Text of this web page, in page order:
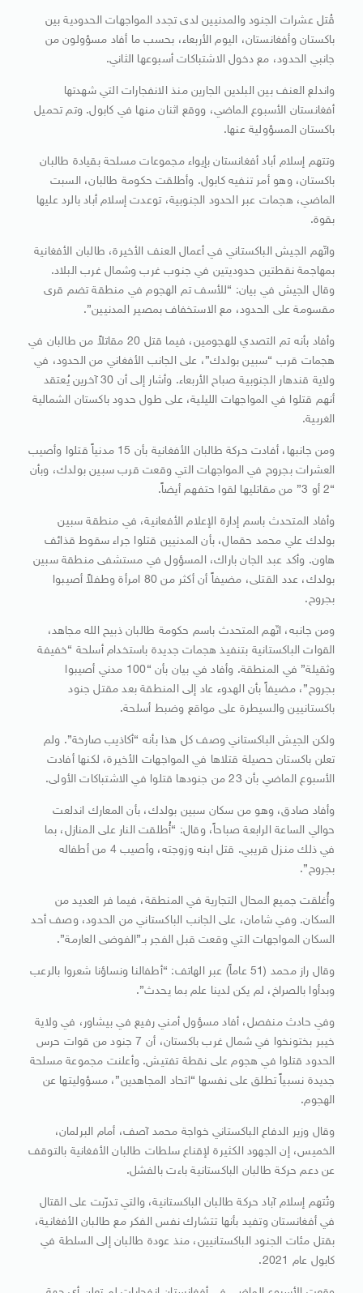
قُتل عشرات الجنود والمدنيين لدى تجدد المواجهات الحدودية بين
باكستان وأفغانستان، اليوم الأربعاء، بحسب ما أفاد مسؤولون من
جانبي الحدود، مع دخول الاشتباكات أسبوعها الثاني.
واندلع العنف بين البلدين الجارين منذ الانفجارات التي شهدتها
أفغانستان الأسبوع الماضي، ووقع اثنان منها في كابول. وتم تحميل
باكستان المسؤولية عنها.
وتتهم إسلام أباد أفغانستان بإيواء مجموعات مسلحة بقيادة طالبان
باكستان، وهو أمر تنفيه كابول. وأطلقت حكومة طالبان، السبت
الماضي، هجمات عبر الحدود الجنوبية، توعدت إسلام أباد بالرد عليها
بقوة.
واتّهم الجيش الباكستاني في أعمال العنف الأخيرة، طالبان الأفغانية
بمهاجمة نقطتين حدوديتين في جنوب غرب وشمال غرب البلاد.
وقال الجيش في بيان: “للأسف تم الهجوم في منطقة تضم قرى
مقسومة على الحدود، مع الاستخفاف بمصير المدنيين”.
وأفاد بأنه تم التصدي للهجومين، فيما قتل 20 مقاتلاً من طالبان في
هجمات قرب “سبين بولدك”، على الجانب الأفغاني من الحدود، في
ولاية قندهار الجنوبية صباح الأربعاء. وأشار إلى أن 30 آخرين يُعتقد
أنهم قتلوا في المواجهات الليلية، على طول حدود باكستان الشمالية
الغربية.
ومن جانبها، أفادت حركة طالبان الأفغانية بأن 15 مدنياً قتلوا وأصيب
العشرات بجروح في المواجهات التي وقعت قرب سبين بولدك، وبأن
“2 أو 3” من مقاتليها لقوا حتفهم أيضاً.
وأفاد المتحدث باسم إدارة الإعلام الأفعانية، في منطقة سبين
بولدك علي محمد حقمال، بأن المدنيين قتلوا جراء سقوط قذائف
هاون. وأكد عبد الجان باراك، المسؤول في مستشفى منطقة سبين
بولدك، عدد القتلى، مضيفاً أن أكثر من 80 امرأة وطفلاً أصيبوا
بجروح.
ومن جانبه، اتّهم المتحدث باسم حكومة طالبان ذبيح الله مجاهد،
القوات الباكستانية بتنفيذ هجمات جديدة باستخدام أسلحة “خفيفة
وثقيلة” في المنطقة. وأفاد في بيان بأن “100 مدني أصيبوا
بجروح”، مضيفاً بأن الهدوء عاد إلى المنطقة بعد مقتل جنود
باكستانيين والسيطرة على مواقع وضبط أسلحة.
ولكن الجيش الباكستاني وصف كل هذا بأنه “أكاذيب صارخة”. ولم
تعلن باكستان حصيلة قتلاها في المواجهات الأخيرة، لكنها أفادت
الأسبوع الماضي بأن 23 من جنودها قتلوا في الاشتباكات الأولى.
وأفاد صادق، وهو من سكان سبين بولدك، بأن المعارك اندلعت
حوالي الساعة الرابعة صباحاً، وقال: “أُطلقت النار على المنازل، بما
في ذلك منزل قريبي. قتل ابنه وزوجته، وأصيب 4 من أطفاله
بجروح”.
وأُغلقت جميع المحال التجارية في المنطقة، فيما فر العديد من
السكان. وفي شامان، على الجانب الباكستاني من الحدود، وصف أحد
السكان المواجهات التي وقعت قبل الفجر بـ”الفوضى العارمة”.
وقال راز محمد (51 عاماً) عبر الهاتف: “أطفالنا ونساؤنا شعروا بالرعب
وبدأوا بالصراخ، لم يكن لدينا علم بما يحدث”.
وفي حادث منفصل، أفاد مسؤول أمني رفيع في بيشاور، في ولاية
خيبر بختونخوا في شمال غرب باكستان، أن 7 جنود من قوات حرس
الحدود قتلوا في هجوم على نقطة تفتيش. وأعلنت مجموعة مسلحة
جديدة نسبياً تطلق على نفسها “اتحاد المجاهدين”، مسؤوليتها عن
الهجوم.
وقال وزير الدفاع الباكستاني خواجة محمد آصف، أمام البرلمان،
الخميس، إن الجهود الكثيرة لإقناع سلطات طالبان الأفغانية بالتوقف
عن دعم حركة طالبان الباكستانية باءت بالفشل.
وتُتهم إسلام آباد حركة طالبان الباكستانية، والتي تدرّبت على القتال
في أفغانستان وتفيد بأنها تتشارك نفس الفكر مع طالبان الأفغانية،
بقتل مئات الجنود الباكستانيين، منذ عودة طالبان إلى السلطة في
كابول عام 2021.